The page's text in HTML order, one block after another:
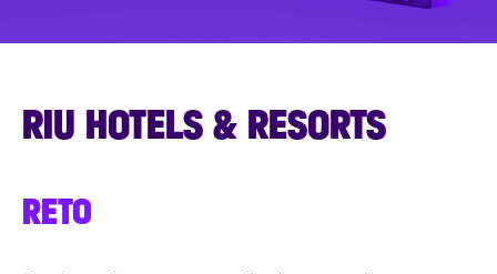
RIU HOTELS & RESORTS
RETO